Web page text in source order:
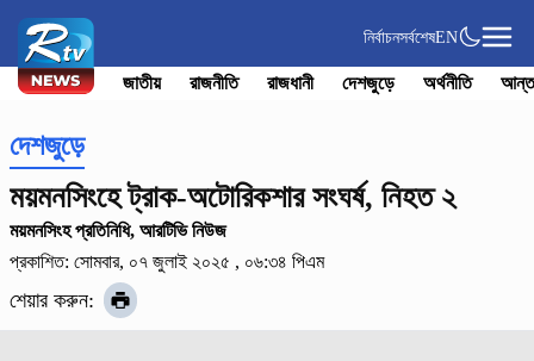
নির্বাচনসর্বশেষEN
জাতীয় রাজনীতি রাজধানী দেশজুড়ে অর্থনীতি
দেশজুড়ে
ময়মনসিংহে ট্রাক-অটোরিকশার সংঘর্ষ, নিহত ২
ময়মনসিংহ প্রতিনিধি, আরটিভি নিউজ
প্রকাশিত: সোমবার, ০৭ জুলাই ২০২৫ , ০৬:৩৪ পিএম
শেয়ার করুন: